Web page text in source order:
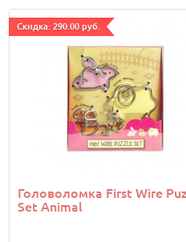
Cкидка: 290.00 руб.
Головоломка First Wire
Set Animal